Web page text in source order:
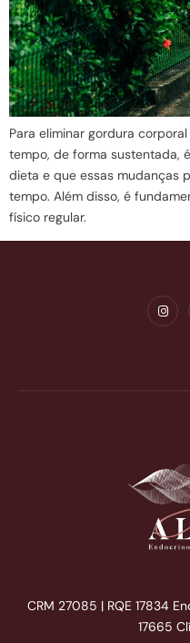
Para eliminar gordura
tempo, de forma sustentada,
dieta e que essas mudanças
tempo. Além disso, é
físico regular.
CRM 27085 | RQE 17834
17665